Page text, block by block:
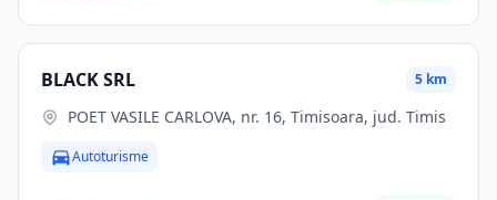
BLACK SRL 5 km
POET VASILE CARLOVA, nr. 16, Timisoara, jud. Timis
Autoturisme